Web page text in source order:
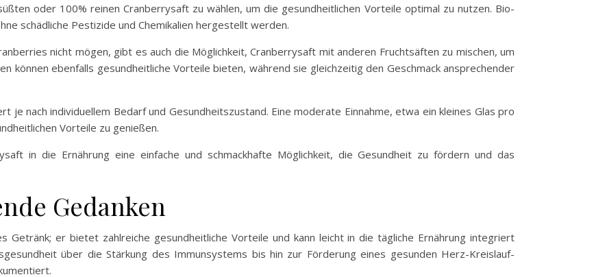
oder 100% reinen Cranberrysaft zu wählen, um die gesundheitlichen Vorteile optimal zu nutzen. Bio-
schädliche Pestizide und Chemikalien hergestellt werden.
nicht mögen, gibt es auch die Möglichkeit, Cranberrysaft mit anderen Fruchtsäften zu mischen, um
können ebenfalls gesundheitliche Vorteile bieten, während sie gleichzeitig den Geschmack ansprechender
je nach individuellem Bedarf und Gesundheitszustand. Eine moderate Einnahme, etwa ein kleines Glas pro
Vorteile zu genießen.
in die Ernährung eine einfache und schmackhafte Möglichkeit, die Gesundheit zu fördern und das
Gedanken
Getränk; er bietet zahlreiche gesundheitliche Vorteile und kann leicht in die tägliche Ernährung integriert
über die Stärkung des Immunsystems bis hin zur Förderung eines gesunden Herz-Kreislauf-